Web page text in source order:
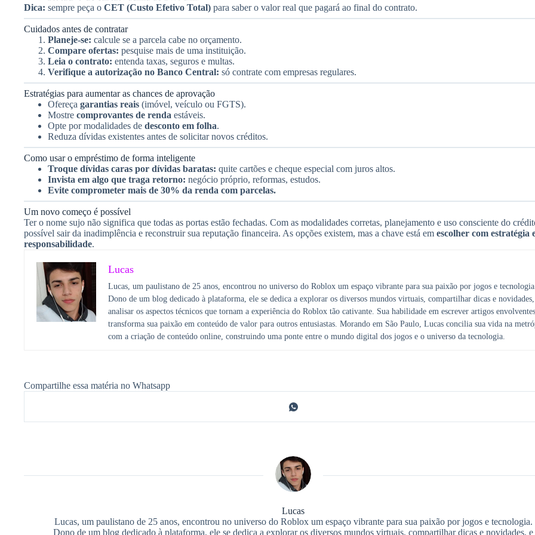
Dica: sempre peça o CET (Custo Efetivo Total) para saber o valor real que pagará ao final do contrato.
Cuidados antes de contratar
Planeje-se: calcule se a parcela cabe no orçamento.
Compare ofertas: pesquise mais de uma instituição.
Leia o contrato: entenda taxas, seguros e multas.
Verifique a autorização no Banco Central: só contrate com empresas regulares.
Estratégias para aumentar as chances de aprovação
Ofereça garantias reais (imóvel, veículo ou FGTS).
Mostre comprovantes de renda estáveis.
Opte por modalidades de desconto em folha.
Reduza dívidas existentes antes de solicitar novos créditos.
Como usar o empréstimo de forma inteligente
Troque dívidas caras por dívidas baratas: quite cartões e cheque especial com juros altos.
Invista em algo que traga retorno: negócio próprio, reformas, estudos.
Evite comprometer mais de 30% da renda com parcelas.
Um novo começo é possível
Ter o nome sujo não significa que todas as portas estão fechadas. Com as modalidades corretas, planejamento e uso consciente do
possível sair da inadimplência e reconstruir sua reputação financeira. As opções existem, mas a chave está em escolher com estratégia
responsabilidade.
Lucas
Lucas, um paulistano de 25 anos, encontrou no universo do Roblox um espaço vibrante para sua paixão por jogos e
Dono de um blog dedicado à plataforma, ele se dedica a explorar os diversos mundos virtuais, compartilhar dicas e
analisar os aspectos técnicos que tornam a experiência do Roblox tão cativante. Sua habilidade em escrever artigos envolventes
transforma sua paixão em conteúdo de valor para outros entusiastas. Morando em São Paulo, Lucas concilia sua vida na
com a criação de conteúdo online, construindo uma ponte entre o mundo digital dos jogos e o universo da tecnologia.
Compartilhe essa matéria no Whatsapp
Lucas
Lucas, um paulistano de 25 anos, encontrou no universo do Roblox um espaço vibrante para sua paixão por jogos e tecnologia.
Dono de um blog dedicado à plataforma, ele se dedica a explorar os diversos mundos virtuais, compartilhar dicas e novidades, e